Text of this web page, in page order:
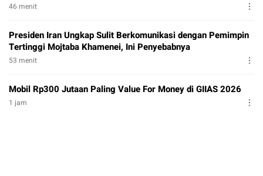
46 menit
Presiden Iran Ungkap Sulit Berkomunikasi dengan Pemimpin
Tertinggi Mojtaba Khamenei, Ini Penyebabnya
53 menit
Mobil Rp300 Jutaan Paling Value For Money di GIIAS 2026
1 jam